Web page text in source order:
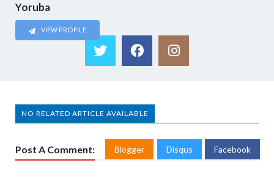
Yoruba
VIEW PROFILE
NO RELATED ARTICLE AVAILABLE
Post A Comment: Blogger Disqus Facebook